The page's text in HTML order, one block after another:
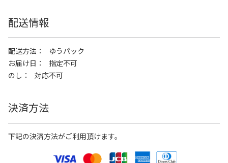
配送情報
配送方法
ゆうパック
お届け日
指定不可
のし
対応不可
決済方法
下記の決済方法がご利用頂けます。